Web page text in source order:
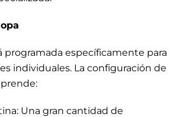
programada específicamente para
individuales. La configuración de
Una gran cantidad de